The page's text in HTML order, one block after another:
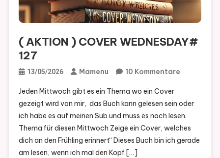
( AKTION ) COVER WEDNESDAY#
127
13/05/2026 Mamenu 10 KommentareZu
)
COVER
127
Jeden Mittwoch gibt es ein Thema wo ein Cover
gezeigt wird von mir, das Buch kann gelesen sein oder
ich habe es auf meinen Sub und muss es noch lesen.
Thema für diesen Mittwoch Zeige ein Cover, welches
dich an den Frühling erinnert“ Dieses Buch bin ich gerade
am lesen, wenn ich mal den Kopf […]